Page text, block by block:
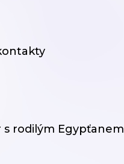
s rodilým Egypťanem